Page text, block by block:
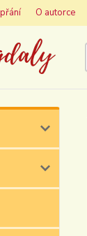
O autorce